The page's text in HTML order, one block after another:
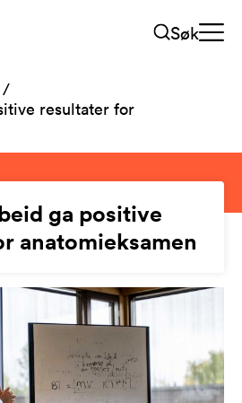
Søk
resultater for
ga positive
anatomieksamen